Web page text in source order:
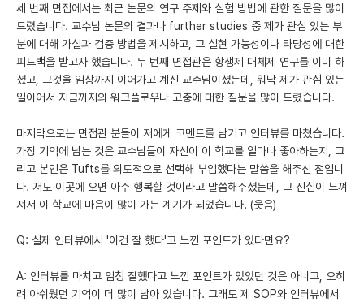
세 번째 면접에서는 최근 논문의 연구 주제와 실험 방법에 관한 질문을 많이
드렸습니다. 교수님 논문의 결과나 further studies 중 제가 관심 있는 부
분에 대해 가설과 검증 방법을 제시하고, 그 실현 가능성이나 타당성에 대한
피드백을 받고자 했습니다. 두 번째 면접관은 항생제 대체제 연구를 이미 하
셨고, 그것을 임상까지 이어가고 계신 교수님이셨는데, 워낙 제가 관심 있는
일이어서 지금까지의 워크플로우나 고충에 대한 질문을 많이 드렸습니다.
마지막으로는 면접관 분들이 저에게 코멘트를 남기고 인터뷰를 마쳤습니다.
가장 기억에 남는 것은 교수님들이 자신이 이 학교를 얼마나 좋아하는지, 그
리고 본인은 Tufts를 의도적으로 선택해 부임했다는 말씀을 해주신 점입니
다. 저도 이곳에 오면 아주 행복할 것이라고 말씀해주셨는데, 그 진심이 느껴
져서 이 학교에 마음이 많이 가는 계기가 되었습니다. (웃음)
Q: 실제 인터뷰에서 '이건 잘 했다'고 느낀 포인트가 있다면요?
A: 인터뷰를 마치고 엄청 잘했다고 느낀 포인트가 있었던 것은 아니고, 오히
려 아쉬웠던 기억이 더 많이 남아 있습니다. 그래도 제 SOP와 인터뷰에서